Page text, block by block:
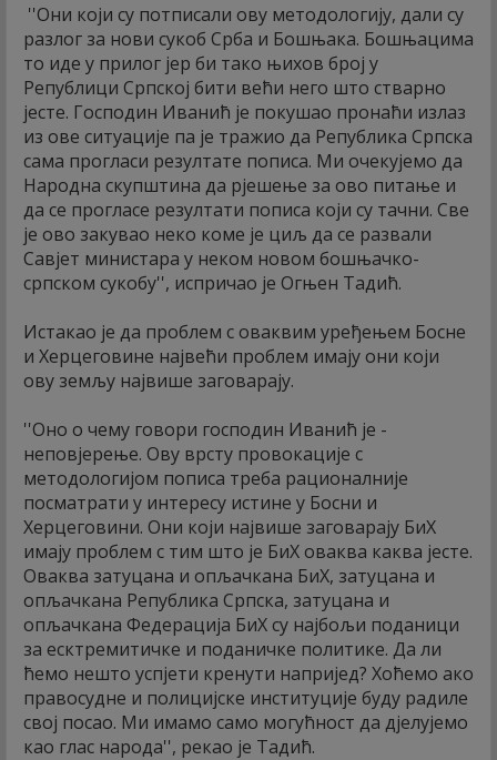
''Они који су потписали ову методологију, дали су
разлог за нови сукоб Срба и Бошњака. Бошњацима
то иде у прилог јер би тако њихов број у
Републици Српској бити већи него што стварно
јесте. Господин Иванић је покушао пронаћи излаз
из ове ситуације па је тражио да Република Српска
сама прогласи резултате пописа. Ми очекујемо да
Народна скупштина да рјешење за ово питање и
да се прогласе резултати пописа који су тачни. Све
је ово закувао неко коме је циљ да се развали
Савјет министара у неком новом бошњачко-
српском сукобу'', испричао је Огњен Тадић.
Истакао је да проблем с оваквим уређењем Босне
и Херцеговине највећи проблем имају они који
ову земљу највише заговарају.
''Оно о чему говори господин Иванић је -
неповјерење. Ову врсту провокације с
методологијом пописа треба рационалније
посматрати у интересу истине у Босни и
Херцеговини. Они који највише заговарају БиХ
имају проблем с тим што је БиХ оваква каква јесте.
Оваква затуцана и опљачкана БиХ, затуцана и
опљачкана Република Српска, затуцана и
опљачкана Федерација БиХ су најбољи поданици
за есктремитичке и поданичке политике. Да ли
ћемо нешто успјети кренути напријед? Хоћемо ако
правосудне и полицијске институције буду радиле
свој посао. Ми имамо само могућност да дјелујемо
као глас народа'', рекао је Тадић.